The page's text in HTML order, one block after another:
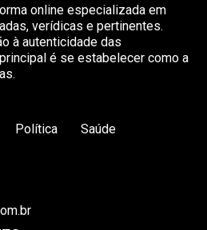
online especializada em
verídicas e pertinentes.
à autenticidade das
é se estabelecer como a
Política Saúde